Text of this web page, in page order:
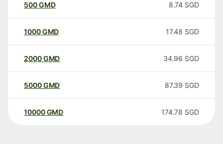
500GMD 8.74 SGD
1000GMD 17.48 SGD
2000GMD 34.96 SGD
5000GMD 87.39 SGD
10000 GMD 174.78 SGD